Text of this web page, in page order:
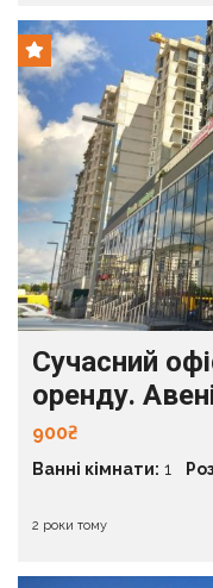
Сучасний
оренду.
900₴
Ванні кімнати: 1
2 роки тому